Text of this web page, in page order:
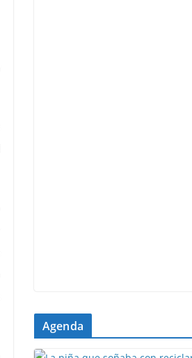
Agenda